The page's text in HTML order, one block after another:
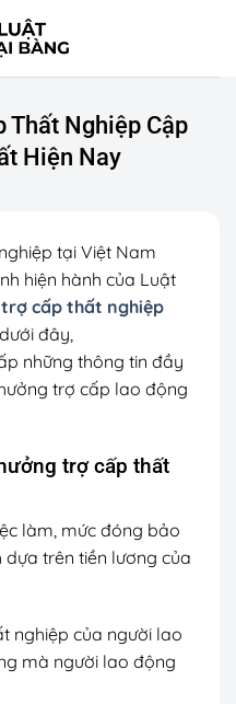
Thất Nghiệp Cập
Hiện Nay
tại Việt Nam
hiện hành của Luật
trợ cấp thất nghiệp
đây,
những thông tin đầy
trợ cấp lao động
trợ cấp thất
làm, mức đóng bảo
trên tiền lương của
nghiệp của người lao
mà người lao động